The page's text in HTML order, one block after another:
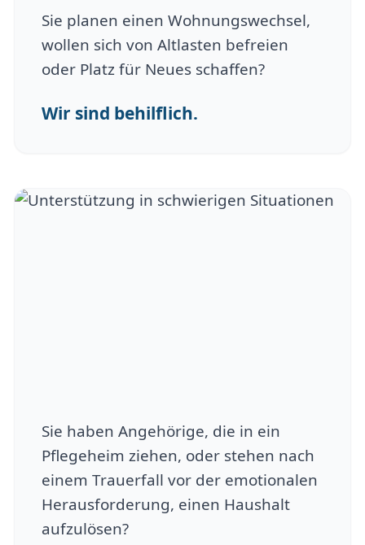
Sie planen einen Wohnungswechsel,
wollen sich von Altlasten befreien
oder Platz für Neues schaffen?
Wir sind behilflich.
Sie haben Angehörige, die in ein
Pflegeheim ziehen, oder stehen nach
einem Trauerfall vor der emotionalen
Herausforderung, einen Haushalt
aufzulösen?